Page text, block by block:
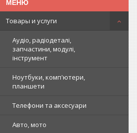
Товары и услуги
Аудіо, радіодеталі,
запчастини, модулі,
інструмент
Ноутбуки, комп'ютери,
планшети
Телефони та аксесуари
Авто, мото